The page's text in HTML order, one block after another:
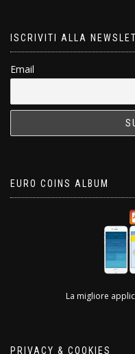
ISCRIVITI ALLA
Email
EURO COINS ALBUM
La migliore
PRIVACY & COOKIES